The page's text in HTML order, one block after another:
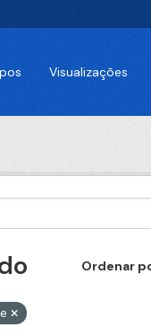
Visualizações
Ordenar